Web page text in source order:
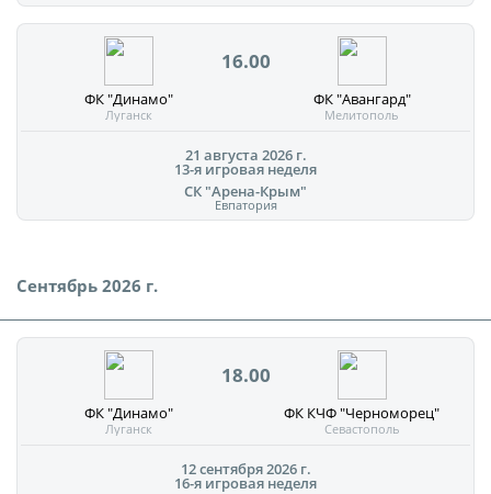
ФК "Динамо"
Луганск
ФК "Авангард"
Мелитополь
16.00
21 августа 2026 г.
13-я игровая неделя
СК "Арена-Крым"
Евпатория
Сентябрь 2026 г.
ФК "Динамо"
Луганск
ФК КЧФ "Черноморец"
Севастополь
18.00
12 сентября 2026 г.
16-я игровая неделя